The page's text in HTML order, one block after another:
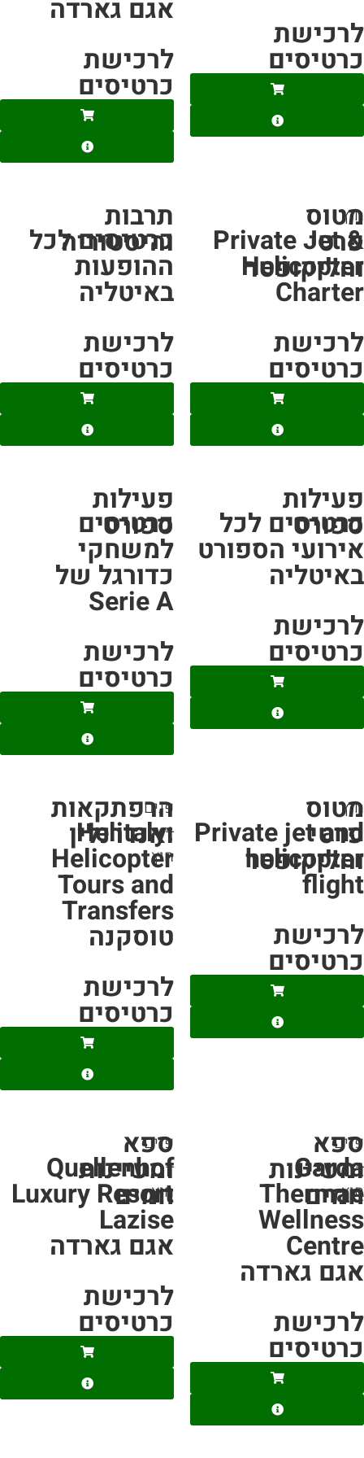
אגם גארדה
לרכישת
כרטיסים
Private Jet
תרבות
והיסטוריה
כרטיסים לכל
ההופעות
באיטליה
לרכישת
כרטיסים
לכל
הספורט
פעילות
ספורט
כרטיסים
למשחקי
כדורגל של
Serie A
לרכישת
כרטיסים
Private jet
הרפתקאות
ואנדרנלין
פנים
חוץ
Helitaly:
Helicopter
Tours and
Transfers
טוסקנה
לרכישת
כרטיסים
גארדה
ספא
ומעיינות
חמים
פנים
חוץ
Quellenhof
Luxury Resort
Lazise
אגם גארדה
לרכישת
כרטיסים